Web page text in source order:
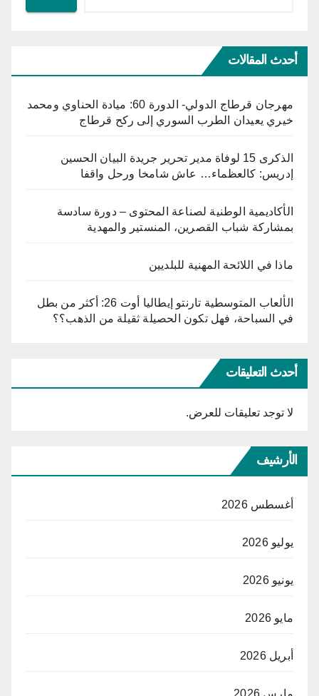
أحدث المقالات
مهرجان قرطاج الدولي- الدورة 60: ميادة الحناوي ومحمد
خيري يعيدان الطرب السوري إلى ركح قرطاج
الذكرى 15 لوفاة مدير تحرير جريدة البيان الحسين
إدريس: كالعظماء… عاش شامخا ورحل واقفا
الأكاديمية الوطنية لصناعة المحتوى – دورة سادسة
بمشاركة شباب القصرين، المنستير والمهدية
ماذا في اللائحة المهنية للبلديين
الألعاب المتوسطية تارنتو إيطاليا أوت 26: أكثر من بطل
في السباحة، فهل تكون الحصيلة ثقيلة من الذهب؟؟
أحدث التعليقات
لا توجد تعليقات للعرض.
الأرشيف
أغسطس 2026
يوليو 2026
يونيو 2026
مايو 2026
أبريل 2026
مارس 2026